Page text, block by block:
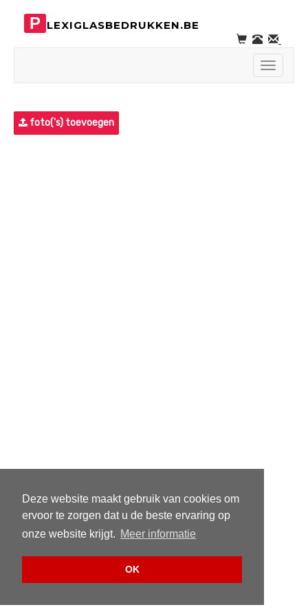
Deze website maakt gebruik van cookies om
ervoor te zorgen dat u de beste ervaring op
onze website krijgt. Meer informatie
OK
P LEXIGLASBEDRUKKEN.BE
Toggle
foto('s) toevoegen